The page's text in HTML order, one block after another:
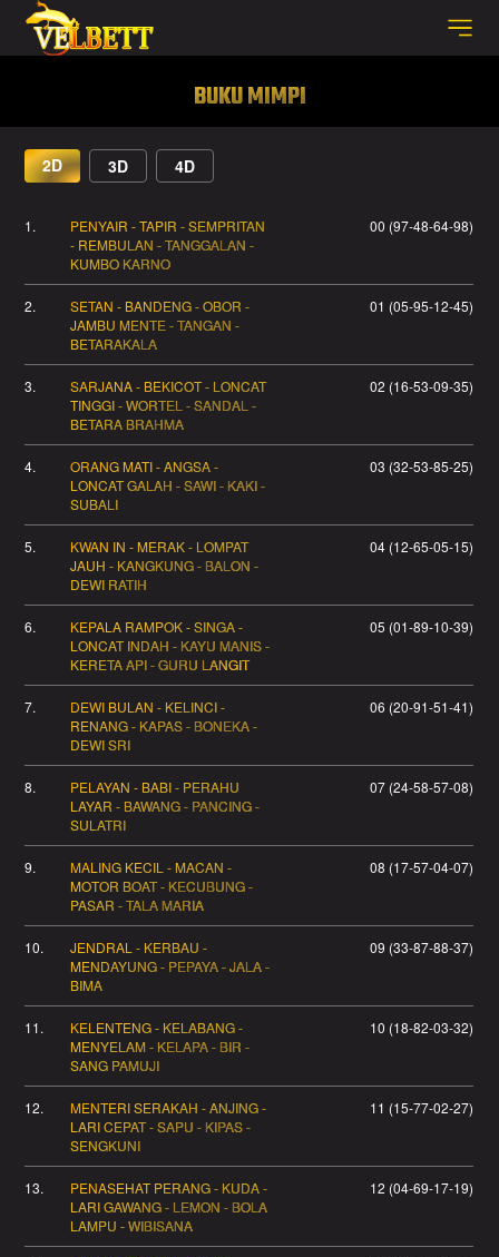
BUKU MIMPI
2D 3D 4D
1.
PENYAIR - TAPIR - SEMPRITAN
- REMBULAN - TANGGALAN -
KUMBO KARNO
00 (97-48-64-98)
2.
SETAN - BANDENG - OBOR -
JAMBU MENTE - TANGAN -
BETARAKALA
01 (05-95-12-45)
3.
SARJANA - BEKICOT - LONCAT
TINGGI - WORTEL - SANDAL -
BETARA BRAHMA
02 (16-53-09-35)
4.
ORANG MATI - ANGSA -
LONCAT GALAH - SAWI - KAKI -
SUBALI
03 (32-53-85-25)
5.
KWAN IN - MERAK - LOMPAT
JAUH - KANGKUNG - BALON -
DEWI RATIH
04 (12-65-05-15)
6.
KEPALA RAMPOK - SINGA -
LONCAT INDAH - KAYU MANIS -
KERETA API - GURU LANGIT
05 (01-89-10-39)
7.
DEWI BULAN - KELINCI -
RENANG - KAPAS - BONEKA -
DEWI SRI
06 (20-91-51-41)
8.
PELAYAN - BABI - PERAHU
LAYAR - BAWANG - PANCING -
SULATRI
07 (24-58-57-08)
9.
MALING KECIL - MACAN -
MOTOR BOAT - KECUBUNG -
PASAR - TALA MARIA
08 (17-57-04-07)
10.
JENDRAL - KERBAU -
MENDAYUNG - PEPAYA - JALA -
BIMA
09 (33-87-88-37)
11.
KELENTENG - KELABANG -
MENYELAM - KELAPA - BIR -
SANG PAMUJI
10 (18-82-03-32)
12.
MENTERI SERAKAH - ANJING -
LARI CEPAT - SAPU - KIPAS -
SENGKUNI
11 (15-77-02-27)
13.
PENASEHAT PERANG - KUDA -
LARI GAWANG - LEMON - BOLA
LAMPU - WIBISANA
12 (04-69-17-19)